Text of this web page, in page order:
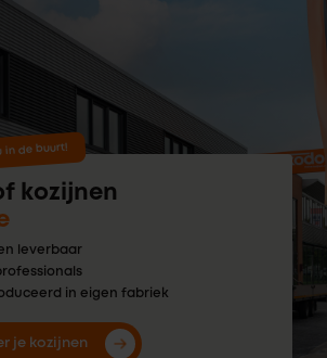
de buurt!
kozijnen
leverbaar
in eigen fabriek
je kozijnen